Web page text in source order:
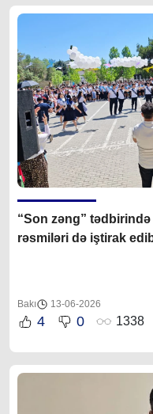
“Son zəng”
rəsmiləri də iştirak
Bakı 13-06-2026
4 0 1338